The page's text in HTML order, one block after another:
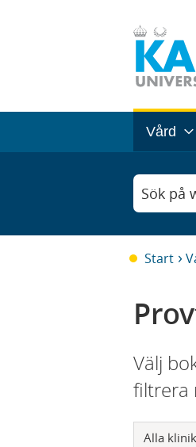
Vård
Sök på
Start
Välj
filtrera
Alla